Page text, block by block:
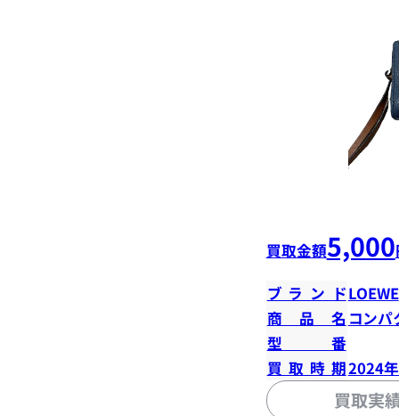
買取金額5,000
ブランドLOEWE
商品名 コンパ
型番
買取時期2024
買取実